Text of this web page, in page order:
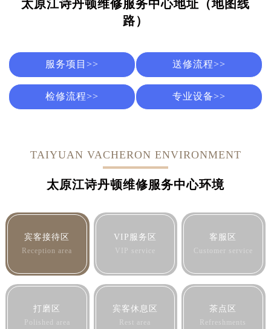
太原江诗丹顿维修服务中心地址（地图线
路）
服务项目>> 送修流程>>
检修流程>> 专业设备>>
TAIYUAN VACHERON ENVIRONMENT
太原江诗丹顿维修服务中心环境
宾客接待区
Reception area
VIP服务区
VIP service
客服区
Customer service
打磨区
Polished area
宾客休息区
Rest area
茶点区
Refreshments